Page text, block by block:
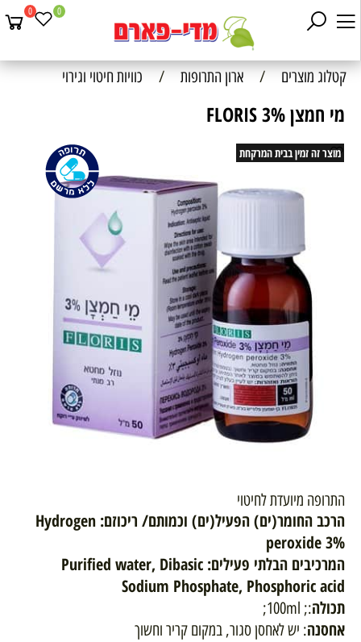
0 0
קטלוג מוצרים / ארון התרופות / כוויות חיטוי וגירוי
מי חמצן 3% FLORIS
מוצר זה זמין בבית המרקחת
התרופה מיועדת לחיטוי
הרכב החומר(ים) הפעיל(ים) וכמותם/ ריכוזם: Hydrogen
peroxide 3%
המרכיבים הבלתי פעילים: Purified water, Dibasic
Sodium Phosphate, Phosphoric acid
תכולה:; 100ml;
אחסנה: יש לאחסן סגור, במקום קריר וחשוך